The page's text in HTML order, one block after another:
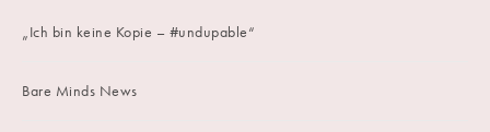
„Ich bin keine Kopie – #undupable“
Bare Minds News